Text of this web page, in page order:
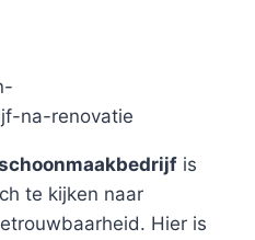
is
te kijken naar
Hier is